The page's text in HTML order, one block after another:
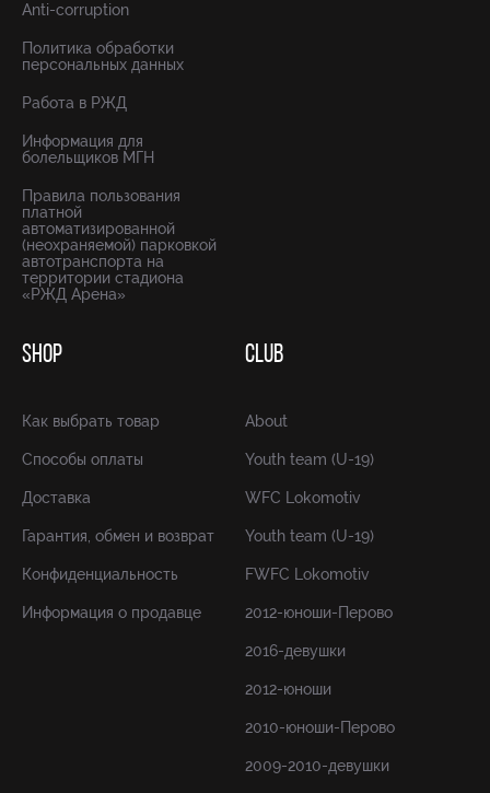
Anti-corruption
Политика обработки
персональных данных
Работа в РЖД
Информация для
болельщиков МГН
Правила пользования
платной
автоматизированной
(неохраняемой) парковкой
автотранспорта на
территории стадиона
«РЖД Арена»
SHOP
Как выбрать товар
Способы оплаты
Доставка
Гарантия, обмен и возврат
Конфиденциальность
Информация о продавце
CLUB
About
Youth team (U-19)
WFC Lokomotiv
Youth team (U-19)
FWFC Lokomotiv
2012-юноши-Перово
2016-девушки
2012-юноши
2010-юноши-Перово
2009-2010-девушки